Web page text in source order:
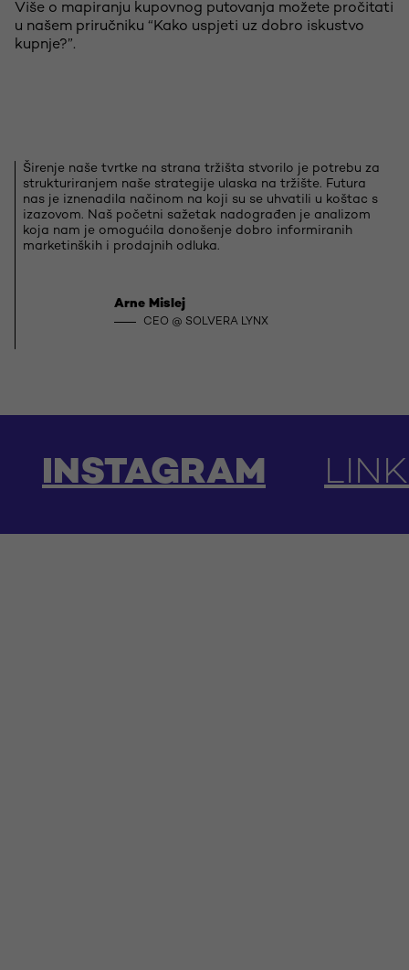
Više o mapiranju kupovnog putovanja možete pročitati
u našem priručniku “Kako uspjeti uz dobro iskustvo
kupnje?”.
Širenje naše tvrtke na strana tržišta stvorilo je potrebu za
strukturiranjem naše strategije ulaska na tržište. Futura
nas je iznenadila načinom na koji su se uhvatili u koštac s
izazovom. Naš početni sažetak nadograđen je analizom
koja nam je omogućila donošenje dobro informiranih
marketinških i prodajnih odluka.
Arne Mislej
CEO @ SOLVERA LYNX